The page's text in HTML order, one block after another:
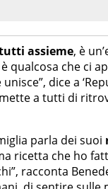
assieme, è
qualcosa che ci
dice a
a tutti di
parla dei suoi
ricetta che ho
racconta